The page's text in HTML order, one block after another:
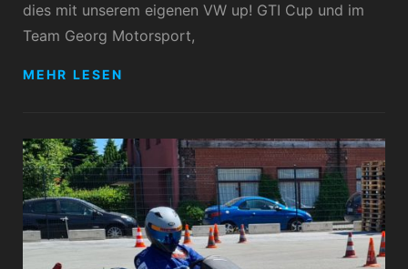
dies mit unserem eigenen VW up! GTI Cup und im
Team Georg Motorsport,
MEHR LESEN
TJC
2024